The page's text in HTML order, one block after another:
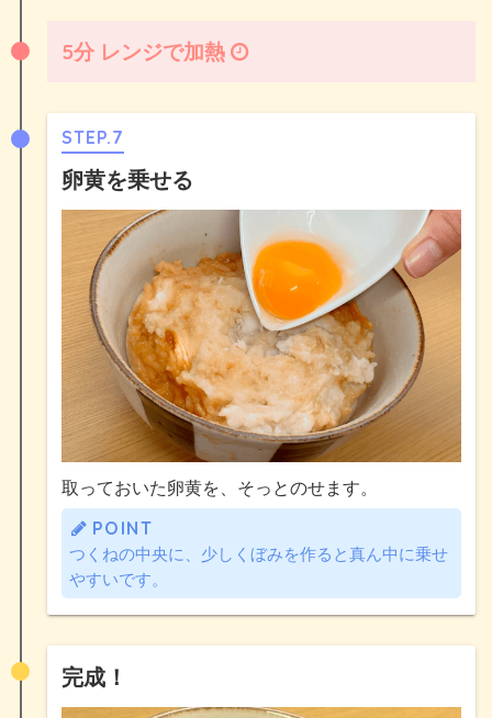
5分 レンジで加熱
STEP.7
卵黄を乗せる
取っておいた卵黄を、そっとのせます。
POINT
つくねの中央に、少しくぼみを作ると真ん中に乗せ
やすいです。
完成！